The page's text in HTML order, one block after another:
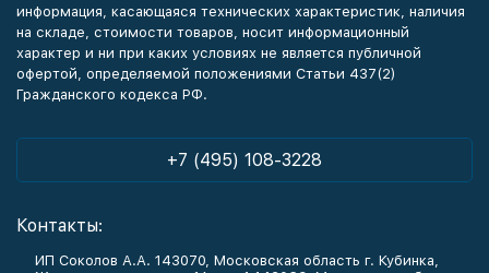
информация, касающаяся технических характеристик, наличия
на складе, стоимости товаров, носит информационный
характер и ни при каких условиях не является публичной
офертой, определяемой положениями Статьи 437(2)
Гражданского кодекса РФ.
+7 (495) 108-3228
Контакты:
ИП Соколов А.А. 143070, Московская область г. Кубинка,